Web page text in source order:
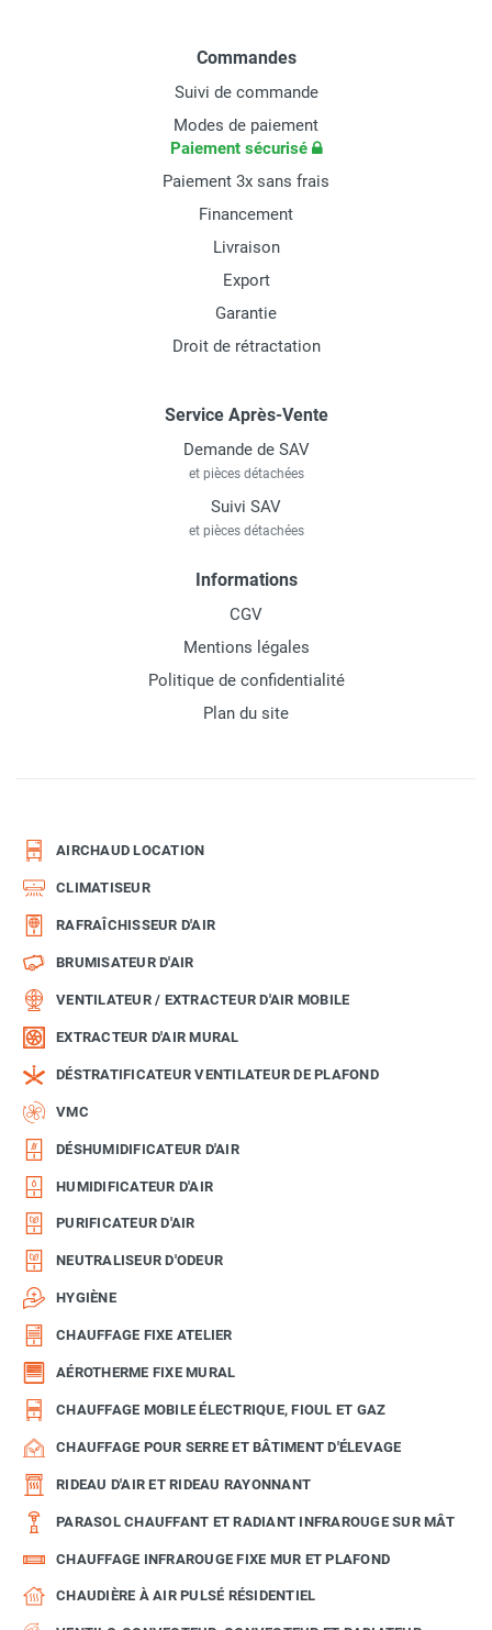
Commandes
Suivi de commande
Modes de paiement
Paiement sécurisé
Paiement 3x sans frais
Financement
Livraison
Export
Garantie
Droit de rétractation
Service Après-Vente
Demande de SAV
et pièces détachées
Suivi SAV
et pièces détachées
Informations
CGV
Mentions légales
Politique de confidentialité
Plan du site
AIRCHAUD LOCATION
CLIMATISEUR
RAFRAÎCHISSEUR D'AIR
BRUMISATEUR D'AIR
VENTILATEUR / EXTRACTEUR D'AIR MOBILE
EXTRACTEUR D'AIR MURAL
DÉSTRATIFICATEUR VENTILATEUR DE PLAFOND
VMC
DÉSHUMIDIFICATEUR D'AIR
HUMIDIFICATEUR D'AIR
PURIFICATEUR D'AIR
NEUTRALISEUR D'ODEUR
HYGIÈNE
CHAUFFAGE FIXE ATELIER
AÉROTHERME FIXE MURAL
CHAUFFAGE MOBILE ÉLECTRIQUE, FIOUL ET GAZ
CHAUFFAGE POUR SERRE ET BÂTIMENT D'ÉLEVAGE
RIDEAU D'AIR ET RIDEAU RAYONNANT
PARASOL CHAUFFANT ET RADIANT INFRAROUGE SUR MÂT
CHAUFFAGE INFRAROUGE FIXE MUR ET PLAFOND
CHAUDIÈRE À AIR PULSÉ RÉSIDENTIEL